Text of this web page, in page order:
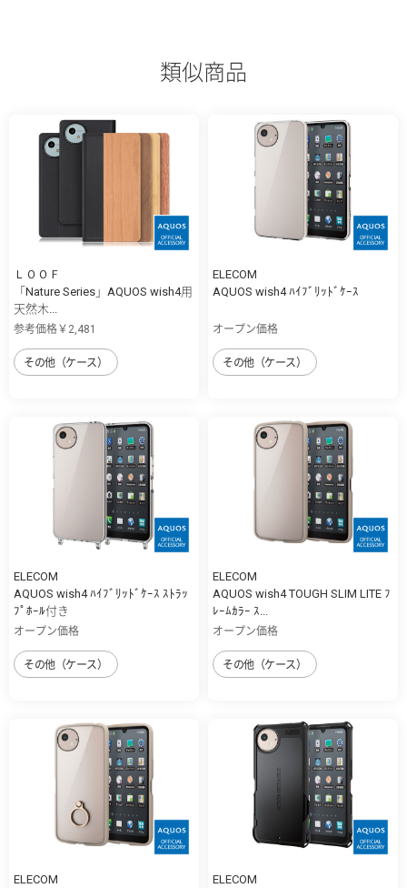
類似商品
ＬＯＯＦ
「Nature Series」AQUOS wish4用
天然木...
参考価格￥2,481
その他（ケース）
ELECOM
AQUOS wish4 ﾊｲﾌﾞﾘｯﾄﾞｹｰｽ
オープン価格
その他（ケース）
ELECOM
AQUOS wish4 ﾊｲﾌﾞﾘｯﾄﾞｹｰｽ ｽﾄﾗｯ
ﾌﾟﾎｰﾙ付き
オープン価格
その他（ケース）
ELECOM
AQUOS wish4 TOUGH SLIM LITE ﾌ
ﾚｰﾑｶﾗｰ ｽ...
オープン価格
その他（ケース）
ELECOM
ELECOM